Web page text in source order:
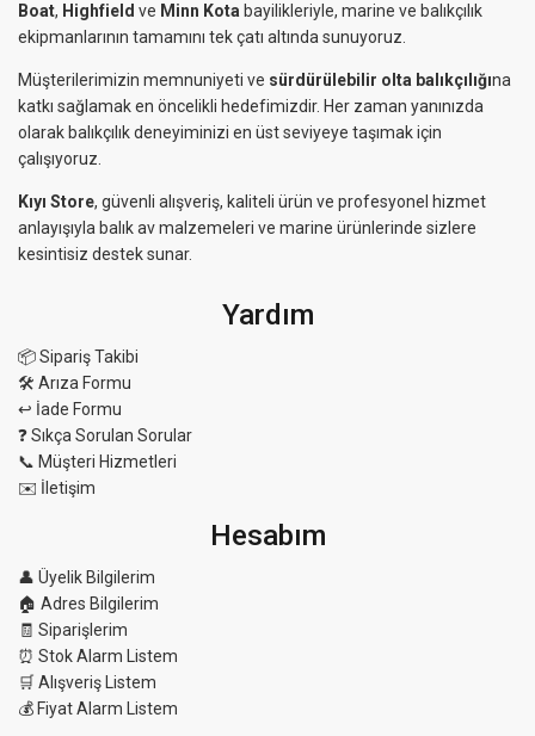
Boat, Highfield ve Minn Kota bayilikleriyle, marine ve balıkçılık
ekipmanlarının tamamını tek çatı altında sunuyoruz.
Müşterilerimizin memnuniyeti ve sürdürülebilir olta balıkçılığına
katkı sağlamak en öncelikli hedefimizdir. Her zaman yanınızda
olarak balıkçılık deneyiminizi en üst seviyeye taşımak için
çalışıyoruz.
Kıyı Store, güvenli alışveriş, kaliteli ürün ve profesyonel hizmet
anlayışıyla balık av malzemeleri ve marine ürünlerinde sizlere
kesintisiz destek sunar.
Yardım
📦 Sipariş Takibi
🛠 Arıza Formu
↩️ İade Formu
❓ Sıkça Sorulan Sorular
📞 Müşteri Hizmetleri
✉️ İletişim
Hesabım
👤 Üyelik Bilgilerim
🏠 Adres Bilgilerim
🧾 Siparişlerim
⏰ Stok Alarm Listem
🛒 Alışveriş Listem
💰 Fiyat Alarm Listem